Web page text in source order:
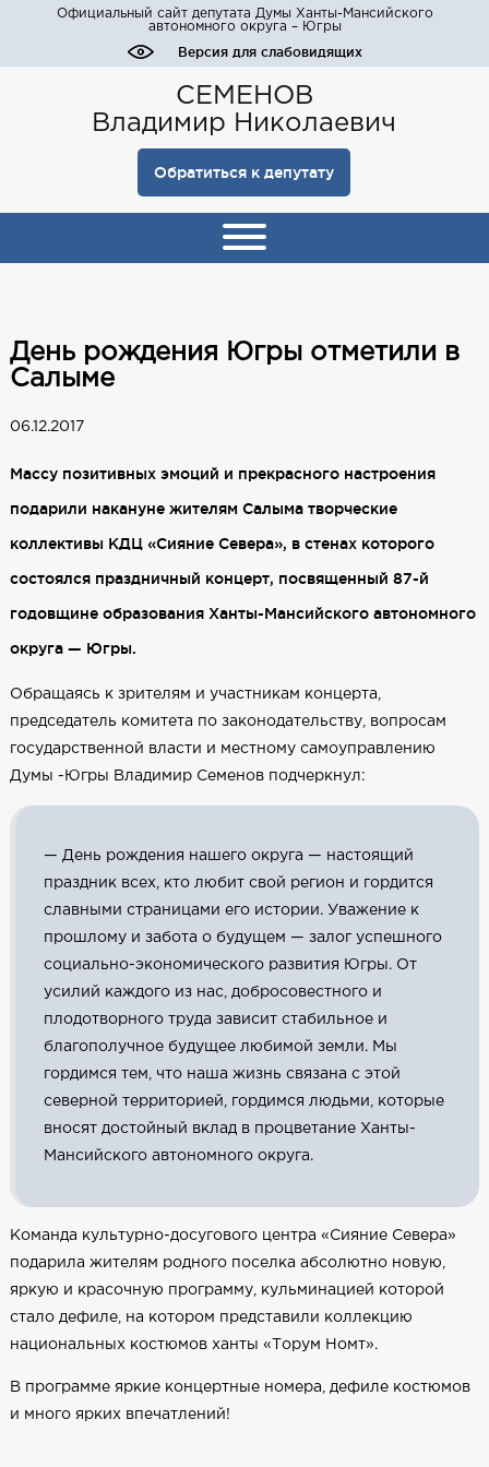
Официальный сайт депутата Думы Ханты-Мансийского
автономного округа – Югры
Версия для слабовидящих
СЕМЕНОВ
Владимир Николаевич
Обратиться к депутату
День рождения Югры отметили в
Салыме
06.12.2017
Массу позитивных эмоций и прекрасного настроения
подарили накануне жителям Салыма творческие
коллективы КДЦ «Сияние Севера», в стенах которого
состоялся праздничный концерт, посвященный 87-й
годовщине образования Ханты-Мансийского автономного
округа — Югры.
Обращаясь к зрителям и участникам концерта,
председатель комитета по законодательству, вопросам
государственной власти и местному самоуправлению
Думы -Югры Владимир Семенов подчеркнул:
— День рождения нашего округа — настоящий
праздник всех, кто любит свой регион и гордится
славными страницами его истории. Уважение к
прошлому и забота о будущем — залог успешного
социально-экономического развития Югры. От
усилий каждого из нас, добросовестного и
плодотворного труда зависит стабильное и
благополучное будущее любимой земли. Мы
гордимся тем, что наша жизнь связана с этой
северной территорией, гордимся людьми, которые
вносят достойный вклад в процветание Ханты-
Мансийского автономного округа.
Команда культурно-досугового центра «Сияние Севера»
подарила жителям родного поселка абсолютно новую,
яркую и красочную программу, кульминацией которой
стало дефиле, на котором представили коллекцию
национальных костюмов ханты «Торум Номт».
В программе яркие концертные номера, дефиле костюмов
и много ярких впечатлений!